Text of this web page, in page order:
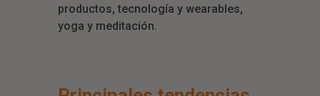
productos, tecnología y wearables,
yoga y meditación.